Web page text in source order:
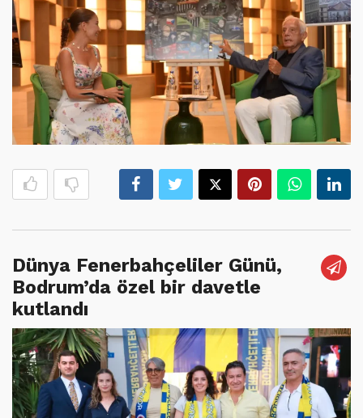
Dünya Fenerbahçeliler Günü,
Bodrum’da özel bir davetle
kutlandı